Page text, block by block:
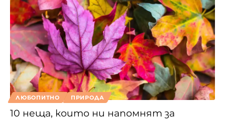
ЛЮБОПИТНО ПРИРОДА
10 неща, които ни напомнят за